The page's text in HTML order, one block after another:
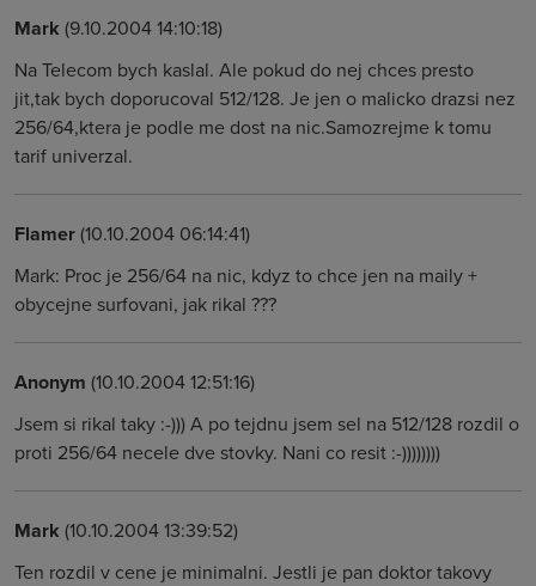
Mark (9.10.2004 14:10:18)
Na Telecom bych kaslal. Ale pokud do nej chces presto
jit,tak bych doporucoval 512/128. Je jen o malicko drazsi nez
256/64,ktera je podle me dost na nic.Samozrejme k tomu
tarif univerzal.
Flamer(10.10.2004 06:14:41)
Mark: Proc je 256/64 na nic, kdyz to chce jen na maily +
obycejne surfovani, jak rikal ???
Anonym (10.10.2004 12:51:16)
Jsem si rikal taky :-))) A po tejdnu jsem sel na 512/128 rozdil o
proti 256/64 necele dve stovky. Nani co resit :-))))))))
Mark (10.10.2004 13:39:52)
Ten rozdil v cene je minimalni. Jestli je pan doktor takovy